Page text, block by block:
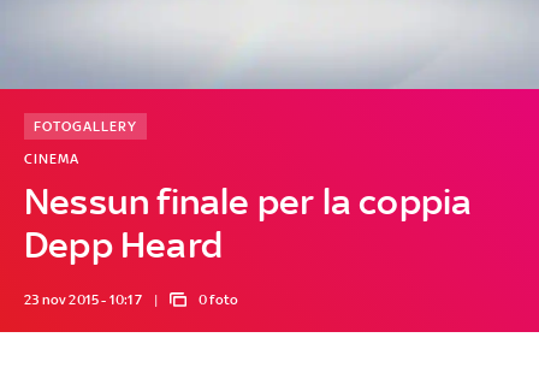
Nessun finale per la coppia
Depp Heard
CINEMA
FOTOGALLERY
23 nov 2015 - 10:17 0 foto